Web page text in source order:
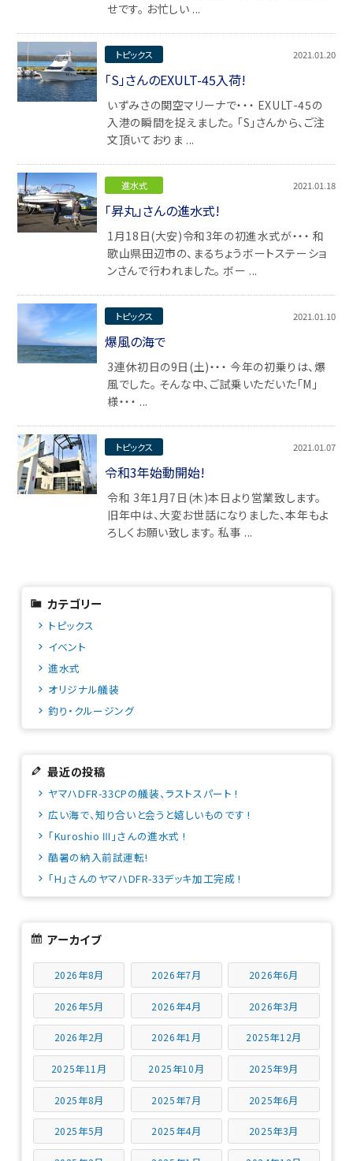
せです。 お忙しい ...
トピックス 2021.01.20
「S」さんのEXULT-45入荷!
いずみさの関空マリーナで・・・ EXULT-45の
入港の瞬間を捉えました。 「S」さんから、ご注
文頂いておりま ...
進水式 2021.01.18
「昇丸」さんの進水式!
1月18日(大安)令和3年の初進水式が・・・ 和
歌山県田辺市の、まるちょうボートステーショ
ンさんで行われました。 ボー ...
トピックス 2021.01.10
爆風の海で
3連休初日の9日(土)・・・ 今年の初乗りは、爆
風でした。 そんな中、ご試乗いただいた「M」
様・・・ ...
トピックス 2021.01.07
令和3年始動開始!
令和 3年1月7日(木)本日より営業致します。
旧年中は、大変お世話になりました、本年もよ
ろしくお願い致します。 私事 ...
カテゴリー
トピックス
イベント
進水式
オリジナル艤装
釣り・クルージング
最近の投稿
ヤマハDFR-33CPの艤装、ラストスパート !
広い海で、知り合いと会うと嬉しいものです !
「Kuroshio Ⅲ」さんの進水式 !
酷暑の納入前試運転!
「H」さんのヤマハDFR-33デッキ加工完成 !
アーカイブ
2026年8月 2026年7月 2026年6月
2026年5月 2026年4月 2026年3月
2026年2月 2026年1月 2025年12月
2025年11月 2025年10月 2025年9月
2025年8月 2025年7月 2025年6月
2025年5月 2025年4月 2025年3月